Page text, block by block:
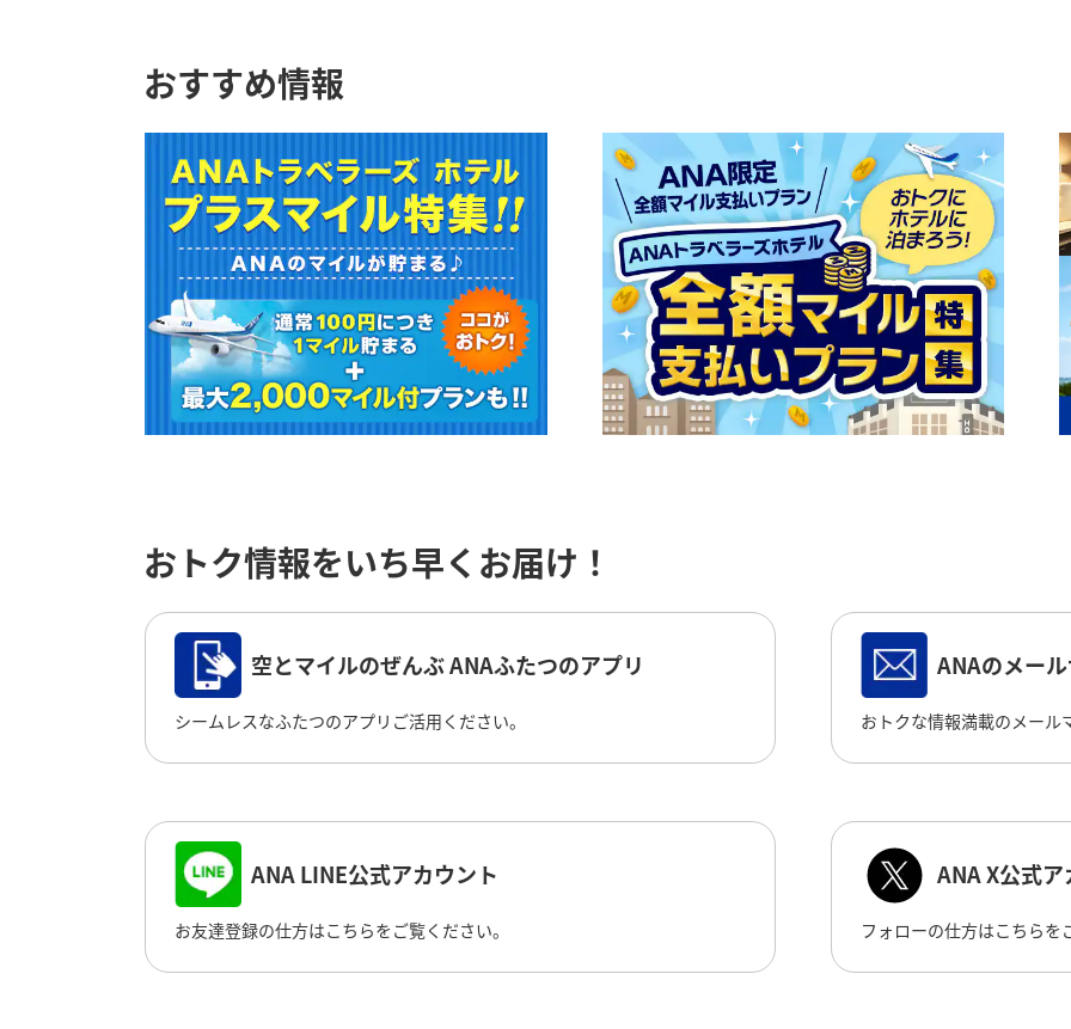
おすすめ情報
おトク情報をいち早くお届け！
空とマイルのぜんぶ ANAふたつのアプリ
シームレスなふたつのアプリご活用ください。
ANAのメー
おトクな情報満載のメール
ANA LINE公式アカウント
お友達登録の仕方はこちらをご覧ください。
ANA X公式
フォローの仕方はこちらを